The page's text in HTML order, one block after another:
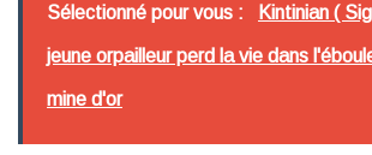
Sélectionné pour vous : Kintinian (
jeune orpailleur perd la vie dans
mine d'or